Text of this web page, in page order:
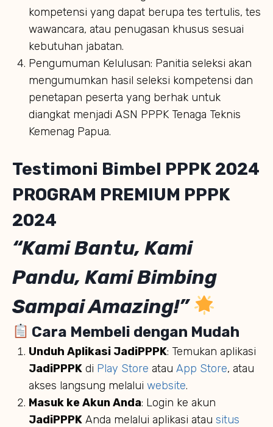
kompetensi yang dapat berupa tes tertulis, tes
wawancara, atau penugasan khusus sesuai
kebutuhan jabatan.
Pengumuman Kelulusan: Panitia seleksi akan
mengumumkan hasil seleksi kompetensi dan
penetapan peserta yang berhak untuk
diangkat menjadi ASN PPPK Tenaga Teknis
Kemenag Papua.
Testimoni Bimbel PPPK 2024
PROGRAM PREMIUM PPPK
2024
“Kami Bantu, Kami
Pandu, Kami Bimbing
Sampai Amazing!”
Cara Membeli dengan Mudah
Unduh Aplikasi JadiPPPK: Temukan aplikasi
JadiPPPK di Play Store atau App Store, atau
akses langsung melalui website.
Masuk ke Akun Anda: Login ke akun
JadiPPPK Anda melalui aplikasi atau situs